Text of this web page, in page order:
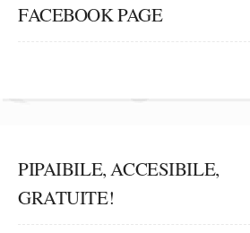
FACEBOOK PAGE
PIPAIBILE, ACCESIBILE,
GRATUITE!